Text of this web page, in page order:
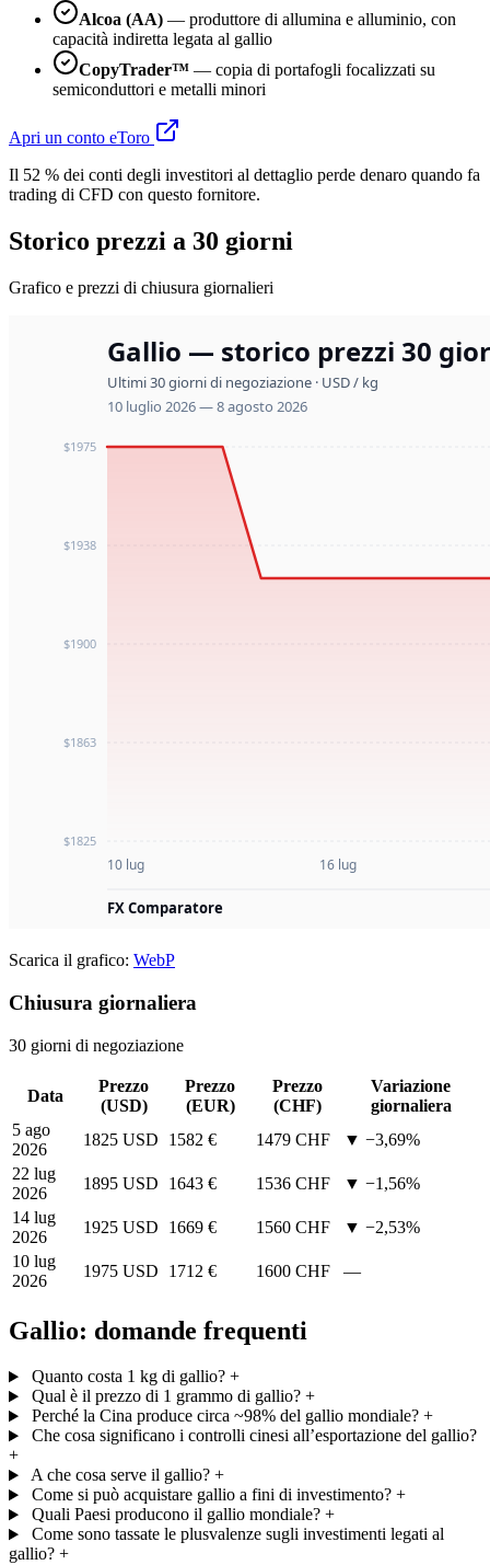
Alcoa (AA) — produttore di allumina e alluminio, con
capacità indiretta legata al gallio
CopyTrader™ — copia di portafogli focalizzati su
semiconduttori e metalli minori
Apri un conto eToro
Il 52 % dei conti degli investitori al dettaglio perde denaro quando fa
trading di CFD con questo fornitore.
Storico prezzi a 30 giorni
Grafico e prezzi di chiusura giornalieri
Scarica il grafico: WebP
Chiusura giornaliera
30 giorni di negoziazione
Data
Prezzo
(USD)
Prezzo
(EUR)
Prezzo
(CHF)
Variazione
giornaliera
5 ago
2026
1825 USD 1582 € 1479 CHF
▼ −3,69%
22 lug
2026
1895 USD 1643 € 1536 CHF
▼ −1,56%
14 lug
2026
1925 USD 1669 € 1560 CHF
▼ −2,53%
10 lug
2026
1975 USD 1712 € 1600 CHF —
Gallio: domande frequenti
Quanto costa 1 kg di gallio? +
Qual è il prezzo di 1 grammo di gallio? +
Perché la Cina produce circa ~98% del gallio mondiale? +
Che cosa significano i controlli cinesi all’esportazione del gallio?
+
A che cosa serve il gallio? +
Come si può acquistare gallio a fini di investimento? +
Quali Paesi producono il gallio mondiale? +
Come sono tassate le plusvalenze sugli investimenti legati al
gallio? +